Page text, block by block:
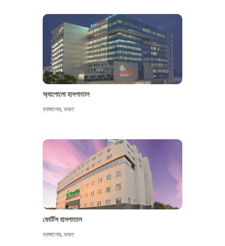
অ্যাপোলো হাসপাতাল
ব্যাঙ্গালোর,ভারত
ফোর্টিস হাসপাতাল
ব্যাঙ্গালোর,ভারত